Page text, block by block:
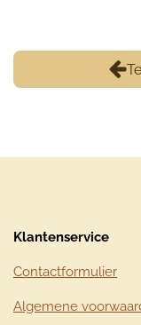
Klantenservice
Contactformulier
Algemene